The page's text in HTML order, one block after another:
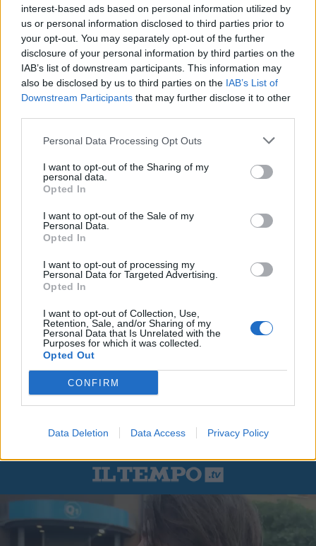
interest-based ads based on personal information utilized by
us or personal information disclosed to third parties prior to
your opt-out. You may separately opt-out of the further
disclosure of your personal information by third parties on the
IAB’s list of downstream participants. This information may
also be disclosed by us to third parties on the IAB’s List of
Downstream Participants that may further disclose it to other
Personal Data Processing Opt Outs
I want to opt-out of the Sharing of my
personal data.
Opted In
I want to opt-out of the Sale of my
Personal Data.
Opted In
I want to opt-out of processing my
Personal Data for Targeted Advertising.
Opted In
I want to opt-out of Collection, Use,
Retention, Sale, and/or Sharing of my
Personal Data that Is Unrelated with the
Purposes for which it was collected.
Opted Out
CONFIRM
Data Deletion Data Access Privacy Policy